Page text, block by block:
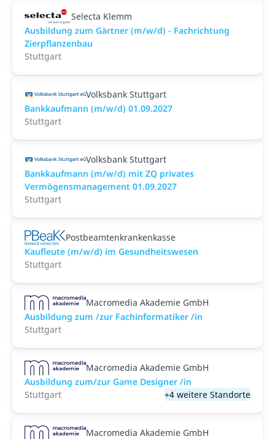
Selecta Klemm
Ausbildung zum Gärtner (m/w/d) - Fachrichtung
Zierpflanzenbau
Stuttgart
Volksbank Stuttgart
Bankkaufmann (m/w/d) 01.09.2027
Stuttgart
Volksbank Stuttgart
Bankkaufmann (m/w/d) mit ZQ privates
Vermögensmanagement 01.09.2027
Stuttgart
Postbeamtenkrankenkasse
Kaufleute (m/w/d) im Gesundheitswesen
Stuttgart
Macromedia Akademie GmbH
Ausbildung zum /zur Fachinformatiker /in
Stuttgart
Macromedia Akademie GmbH
Ausbildung zum/zur Game Designer /in
Stuttgart
+4 weitere Standorte
Macromedia Akademie GmbH